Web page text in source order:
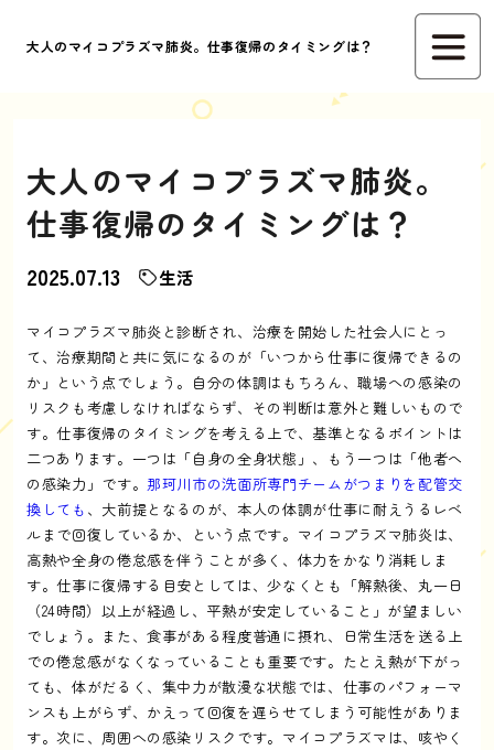
大人のマイコプラズマ肺炎。仕事復帰のタイミングは？
大人のマイコプラズマ肺炎。
仕事復帰のタイミングは？
2025.07.13 生活
マイコプラズマ肺炎と診断され、治療を開始した社会人にとっ
て、治療期間と共に気になるのが「いつから仕事に復帰できるの
か」という点でしょう。自分の体調はもちろん、職場への感染の
リスクも考慮しなければならず、その判断は意外と難しいもので
す。仕事復帰のタイミングを考える上で、基準となるポイントは
二つあります。一つは「自身の全身状態」、もう一つは「他者へ
の感染力」です。 那珂川市の洗面所専門チームがつまりを配管交
換しても 、大前提となるのが、本人の体調が仕事に耐えうるレベ
ルまで回復しているか、という点です。マイコプラズマ肺炎は、
高熱や全身の倦怠感を伴うことが多く、体力をかなり消耗しま
す。仕事に復帰する目安としては、少なくとも「解熱後、丸一日
（24時間）以上が経過し、平熱が安定していること」が望ましい
でしょう。また、食事がある程度普通に摂れ、日常生活を送る上
での倦怠感がなくなっていることも重要です。たとえ熱が下がっ
ても、体がだるく、集中力が散漫な状態では、仕事のパフォーマ
ンスも上がらず、かえって回復を遅らせてしまう可能性がありま
す。次に、周囲への感染リスクです。マイコプラズマは、咳やく